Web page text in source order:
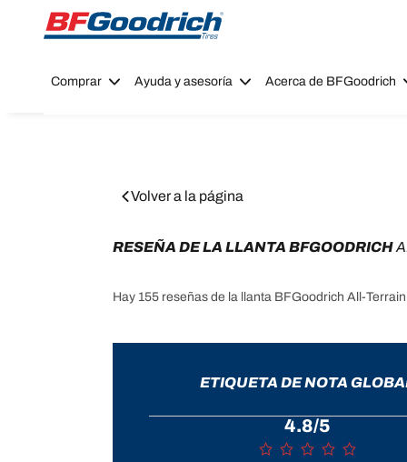
Go to page content
Go to page navigation
Comprar Ayuda y asesoría Acerca de BFGoodrich
Volver a la página
RESEÑA DE LA LLANTA BFGOODRICH
Hay 155 reseñas de la llanta BFGoodrich All-
ETIQUETA DE NOTA
4.8/5